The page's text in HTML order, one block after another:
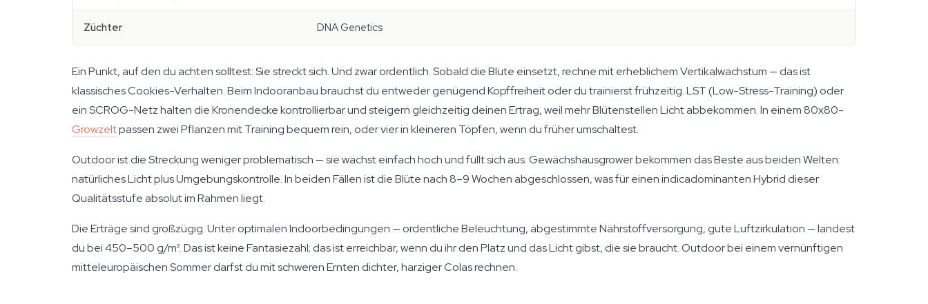
Züchter DNA Genetics
Ein Punkt, auf den du achten solltest: Sie streckt sich. Und zwar ordentlich. Sobald die Blüte einsetzt, rechne mit erheblichem Vertikalwachstum — das ist
klassisches Cookies-Verhalten. Beim Indooranbau brauchst du entweder genügend Kopffreiheit oder du trainierst frühzeitig. LST (Low-Stress-Training) oder
ein SCROG-Netz halten die Kronendecke kontrollierbar und steigern gleichzeitig deinen Ertrag, weil mehr Blütenstellen Licht abbekommen. In einem 80x80-
Growzeltpassen zwei Pflanzen mit Training bequem rein, oder vier in kleineren Töpfen, wenn du früher umschaltest.
Outdoor ist die Streckung weniger problematisch — sie wächst einfach hoch und füllt sich aus. Gewächshausgrower bekommen das Beste aus beiden Welten:
natürliches Licht plus Umgebungskontrolle. In beiden Fällen ist die Blüte nach 8–9 Wochen abgeschlossen, was für einen indicadominanten Hybrid dieser
Qualitätsstufe absolut im Rahmen liegt.
Die Erträge sind großzügig. Unter optimalen Indoorbedingungen — ordentliche Beleuchtung, abgestimmte Nährstoffversorgung, gute Luftzirkulation — landest
du bei 450–500 g/m². Das ist keine Fantasiezahl; das ist erreichbar, wenn du ihr den Platz und das Licht gibst, die sie braucht. Outdoor bei einem vernünftigen
mitteleuropäischen Sommer darfst du mit schweren Ernten dichter, harziger Colas rechnen.